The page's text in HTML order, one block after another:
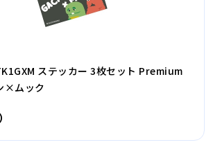
ステッカー 3枚セット Premium
×ムック